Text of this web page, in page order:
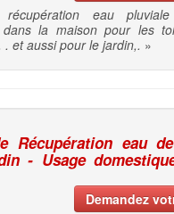
eau
dans la maison pour les
. et aussi pour le jardin,. »
Récupération eau
- Usage
Demandez